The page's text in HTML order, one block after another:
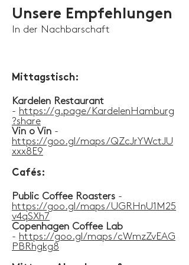
Unsere Empfehlungen
In der Nachbarschaft
Mittagstisch:
Kardelen Restaurant
- https://g.page/KardelenHamburg
?share
Vin o Vin -
https://goo.gl/maps/QZcJrYWctJU
xxx8E9
Cafés:
Public Coffee Roasters -
https://goo.gl/maps/UGRHnU1M25
v4qSXh7
Copenhagen Coffee Lab
- https://goo.gl/maps/cWmzZvEAG
PBRhgkg8